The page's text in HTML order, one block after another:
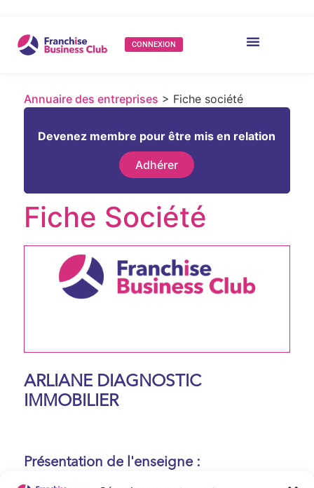
CONNEXION
Annuaire des entreprises > Fiche société
Devenez membre pour être mis en relation
Adhérer
Fiche Société
ARLIANE DIAGNOSTIC
IMMOBILIER
Présentation de l'enseigne :